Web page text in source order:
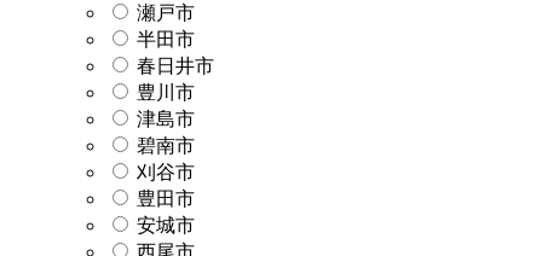
瀬戸市
半田市
春日井市
豊川市
津島市
碧南市
刈谷市
豊田市
安城市
西尾市